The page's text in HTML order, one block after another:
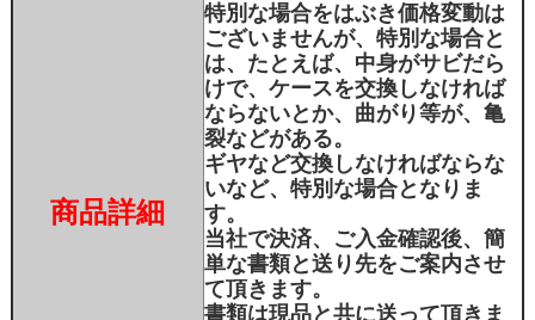
商品詳細
特別な場合をはぶき価格変動は
ございませんが、特別な場合と
は、たとえば、中身がサビだら
けで、ケースを交換しなければ
ならないとか、曲がり等が、亀
裂などがある。
ギヤなど交換しなければならな
いなど、特別な場合となりま
す。
当社で決済、ご入金確認後、簡
単な書類と送り先をご案内させ
て頂きます。
書類は現品と共に送って頂きま